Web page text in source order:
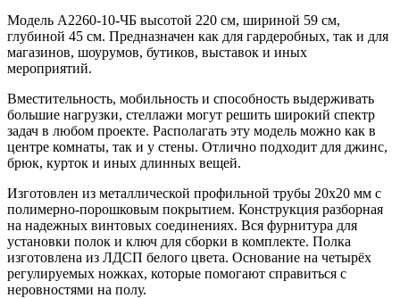
Модель A2260-10-ЧБ высотой 220 см, шириной 59 см,
глубиной 45 см. Предназначен как для гардеробных, так и для
магазинов, шоурумов, бутиков, выставок и иных
мероприятий.
Вместительность, мобильность и способность выдерживать
большие нагрузки, стеллажи могут решить широкий спектр
задач в любом проекте. Располагать эту модель можно как в
центре комнаты, так и у стены. Отлично подходит для джинс,
брюк, курток и иных длинных вещей.
Изготовлен из металлической профильной трубы 20х20 мм с
полимерно-порошковым покрытием. Конструкция разборная
на надежных винтовых соединениях. Вся фурнитура для
установки полок и ключ для сборки в комплекте. Полка
изготовлена из ЛДСП белого цвета. Основание на четырёх
регулируемых ножках, которые помогают справиться с
неровностями на полу.